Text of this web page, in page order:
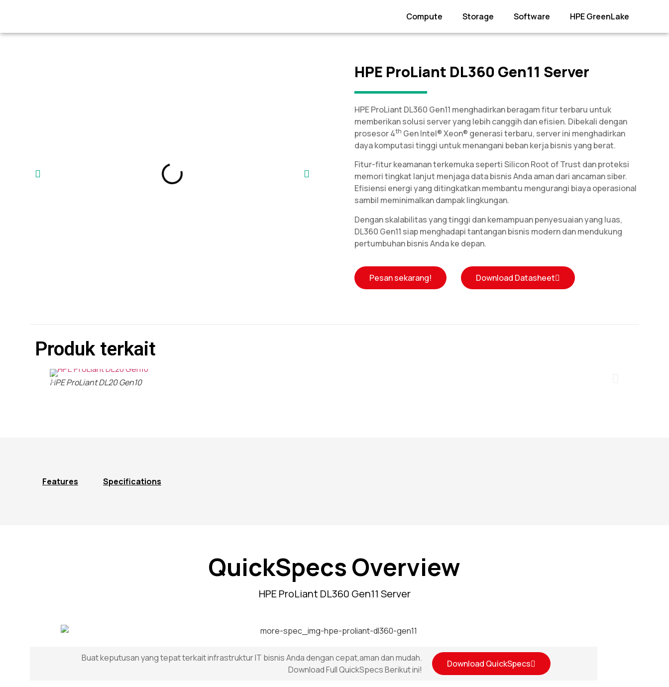
Compute Storage Software HPE GreenLake
HPE ProLiant DL360 Gen11 Server
HPE ProLiant DL360 Gen11 menghadirkan beragam fitur terbaru untuk
memberikan solusi server yang lebih canggih dan efisien. Dibekali dengan
prosesor 4th Gen Intel® Xeon® generasi terbaru, server ini menghadirkan
daya komputasi tinggi untuk menangani beban kerja bisnis yang berat.
Fitur-fitur keamanan terkemuka seperti Silicon Root of Trust dan proteksi
memori tingkat lanjut menjaga data bisnis Anda aman dari ancaman siber.
Efisiensi energi yang ditingkatkan membantu mengurangi biaya operasional
sambil meminimalkan dampak lingkungan.
Dengan skalabilitas yang tinggi dan kemampuan penyesuaian yang luas,
DL360 Gen11 siap menghadapi tantangan bisnis modern dan mendukung
pertumbuhan bisnis Anda ke depan.
Pesan sekarang! Download Datasheet
Produk terkait
HPE ProLiant DL20 Gen10
Features Specifications
QuickSpecs Overview
HPE ProLiant DL360 Gen11 Server
Buat keputusan yang tepat terkait infrastruktur IT bisnis Anda dengan cepat,aman dan mudah.
Download Full QuickSpecs Berikut ini!
Download QuickSpecs